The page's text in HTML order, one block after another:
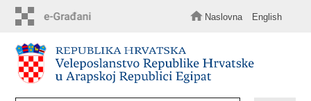
sadržaj
Naslovna English